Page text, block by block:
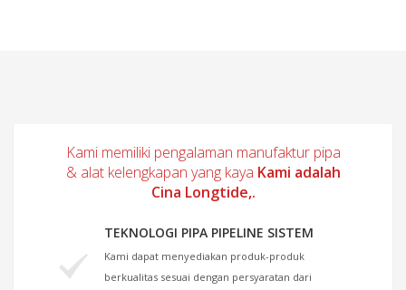
Kami memiliki pengalaman manufaktur pipa
& alat kelengkapan yang kaya Kami adalah
Cina Longtide,.
TEKNOLOGI PIPA PIPELINE SISTEM
Kami dapat menyediakan produk-produk
berkualitas sesuai dengan persyaratan dari